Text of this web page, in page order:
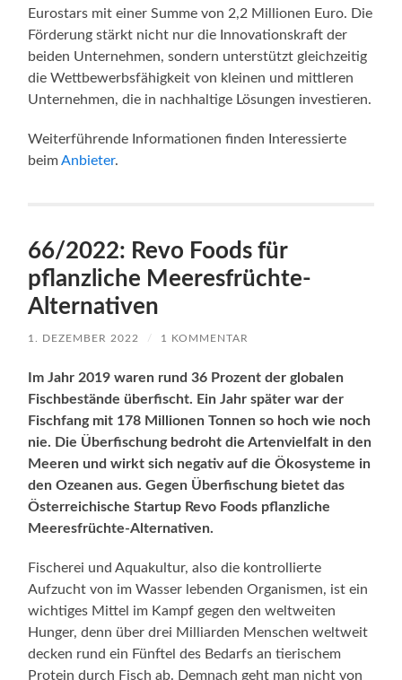
Eurostars mit einer Summe von 2,2 Millionen Euro. Die
Förderung stärkt nicht nur die Innovationskraft der
beiden Unternehmen, sondern unterstützt gleichzeitig
die Wettbewerbsfähigkeit von kleinen und mittleren
Unternehmen, die in nachhaltige Lösungen investieren.
Weiterführende Informationen finden Interessierte
beimAnbieter.
66/2022: Revo Foods für
pflanzliche Meeresfrüchte-
Alternativen
1. DEZEMBER 2022 / 1 KOMMENTAR
Im Jahr 2019 waren rund 36 Prozent der globalen
Fischbestände überfischt. Ein Jahr später war der
Fischfang mit 178 Millionen Tonnen so hoch wie noch
nie. Die Überfischung bedroht die Artenvielfalt in den
Meeren und wirkt sich negativ auf die Ökosysteme in
den Ozeanen aus. Gegen Überfischung bietet das
Österreichische Startup Revo Foods pflanzliche
Meeresfrüchte-Alternativen.
Fischerei und Aquakultur, also die kontrollierte
Aufzucht von im Wasser lebenden Organismen, ist ein
wichtiges Mittel im Kampf gegen den weltweiten
Hunger, denn über drei Milliarden Menschen weltweit
decken rund ein Fünftel des Bedarfs an tierischem
Protein durch Fisch ab. Demnach geht man nicht von